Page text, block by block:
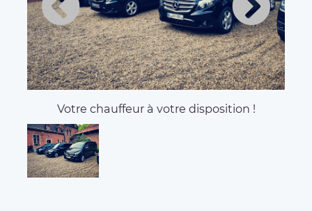
Votre chauffeur à votre disposition !